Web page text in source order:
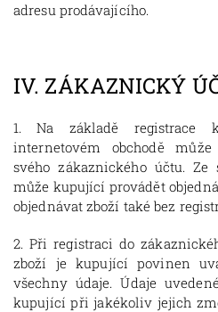
adresu prodávajícího.
IV. ZÁKAZNICKÝ
1. Na základě registrace
internetovém obchodě
svého zákaznického účtu. Ze
může kupující provádět
objednávat zboží také bez
2. Při registraci do
zboží je kupující povinen
všechny údaje. Údaje
kupující při jakékoliv jejich